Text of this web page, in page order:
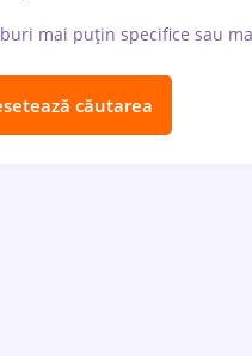
mai puțin specifice sau
căutarea